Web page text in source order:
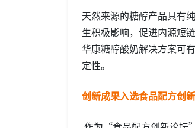
天然来源的糖醇产品具有
生积极影响，促进内源短
华康糖醇酸奶解决方案可
定性。
创新成果入选食品配方创